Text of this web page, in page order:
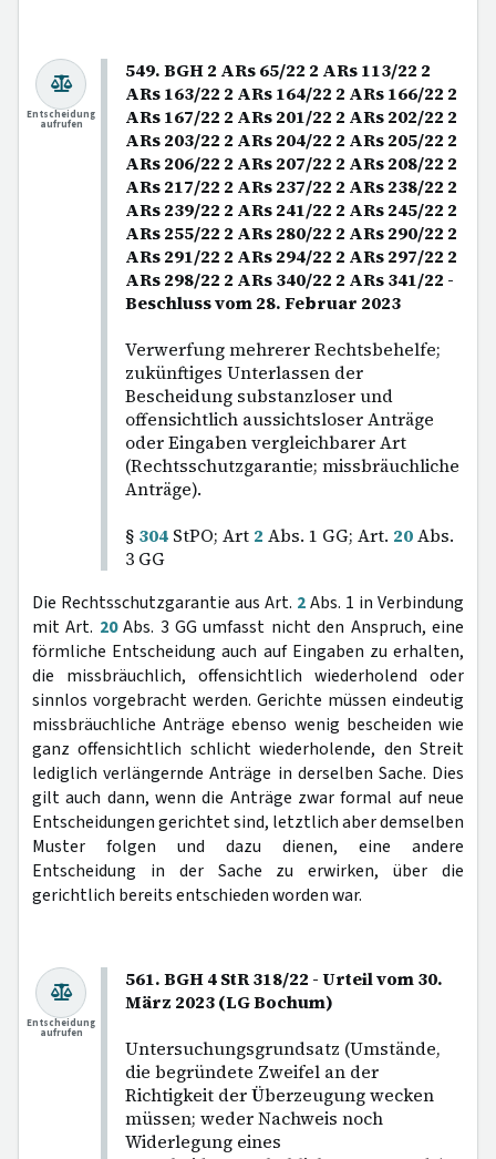
549. BGH 2 ARs 65/22 2 ARs 113/22 2
ARs 163/22 2 ARs 164/22 2 ARs 166/22 2
ARs 167/22 2 ARs 201/22 2 ARs 202/22 2
ARs 203/22 2 ARs 204/22 2 ARs 205/22 2
ARs 206/22 2 ARs 207/22 2 ARs 208/22 2
ARs 217/22 2 ARs 237/22 2 ARs 238/22 2
ARs 239/22 2 ARs 241/22 2 ARs 245/22 2
ARs 255/22 2 ARs 280/22 2 ARs 290/22 2
ARs 291/22 2 ARs 294/22 2 ARs 297/22 2
ARs 298/22 2 ARs 340/22 2 ARs 341/22 -
Beschluss vom 28. Februar 2023
Verwerfung mehrerer Rechtsbehelfe;
zukünftiges Unterlassen der
Bescheidung substanzloser und
offensichtlich aussichtsloser Anträge
oder Eingaben vergleichbarer Art
(Rechtsschutzgarantie; missbräuchliche
Anträge).
§ 304 StPO; Art 2 Abs. 1 GG; Art. 20Abs.
3 GG
Entscheidung
aufrufen
Die Rechtsschutzgarantie aus Art. 2Abs. 1 in Verbindung
mit Art. 20Abs. 3 GG umfasst nicht den Anspruch, eine
förmliche Entscheidung auch auf Eingaben zu erhalten,
die missbräuchlich, offensichtlich wiederholend oder
sinnlos vorgebracht werden. Gerichte müssen eindeutig
missbräuchliche Anträge ebenso wenig bescheiden wie
ganz offensichtlich schlicht wiederholende, den Streit
lediglich verlängernde Anträge in derselben Sache. Dies
gilt auch dann, wenn die Anträge zwar formal auf neue
Entscheidungen gerichtet sind, letztlich aber demselben
Muster folgen und dazu dienen, eine andere
Entscheidung in der Sache zu erwirken, über die
gerichtlich bereits entschieden worden war.
561. BGH 4 StR 318/22 - Urteil vom 30.
März 2023 (LG Bochum)
Untersuchungsgrundsatz (Umstände,
die begründete Zweifel an der
Richtigkeit der Überzeugung wecken
müssen; weder Nachweis noch
Widerlegung eines
Entscheidung
aufrufen